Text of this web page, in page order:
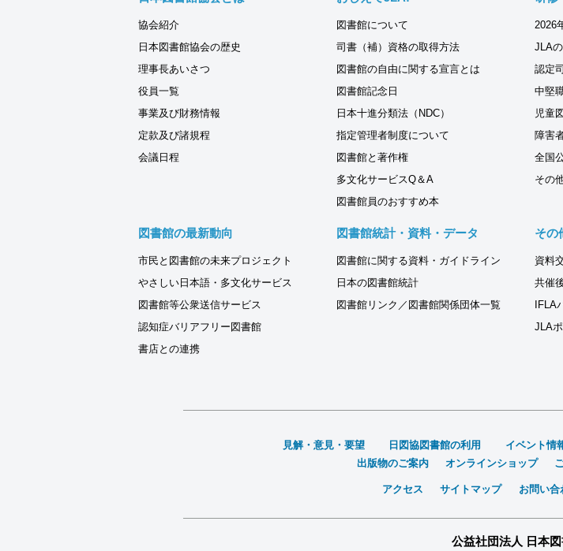
協会紹介
日本図書館協会の歴史
理事長あいさつ
役員一覧
事業及び財務情報
定款及び諸規程
会議日程
図書館について
司書（補）資格の取得方法
図書館の自由に関する宣言とは
図書館記念日
日本十進分類法（NDC）
指定管理者制度について
図書館と著作権
多文化サービスQ＆A
図書館員のおすすめ本
2026
JLA
認定
中堅
児童
障害
全国
その
図書館の最新動向
市民と図書館の未来プロジェクト
やさしい日本語・多文化サービス
図書館等公衆送信サービス
認知症バリアフリー図書館
書店との連携
図書館統計・資料・データ
図書館に関する資料・ガイドライン
日本の図書館統計
図書館リンク／図書館関係団体一覧
その
資料
共催
IFLA
JLA
見解・意見・要望 日図協図書館の利用 イベント情
出版物のご案内
オンラインショップ
アクセス サイトマップ お問い合
公益社団法人 日本